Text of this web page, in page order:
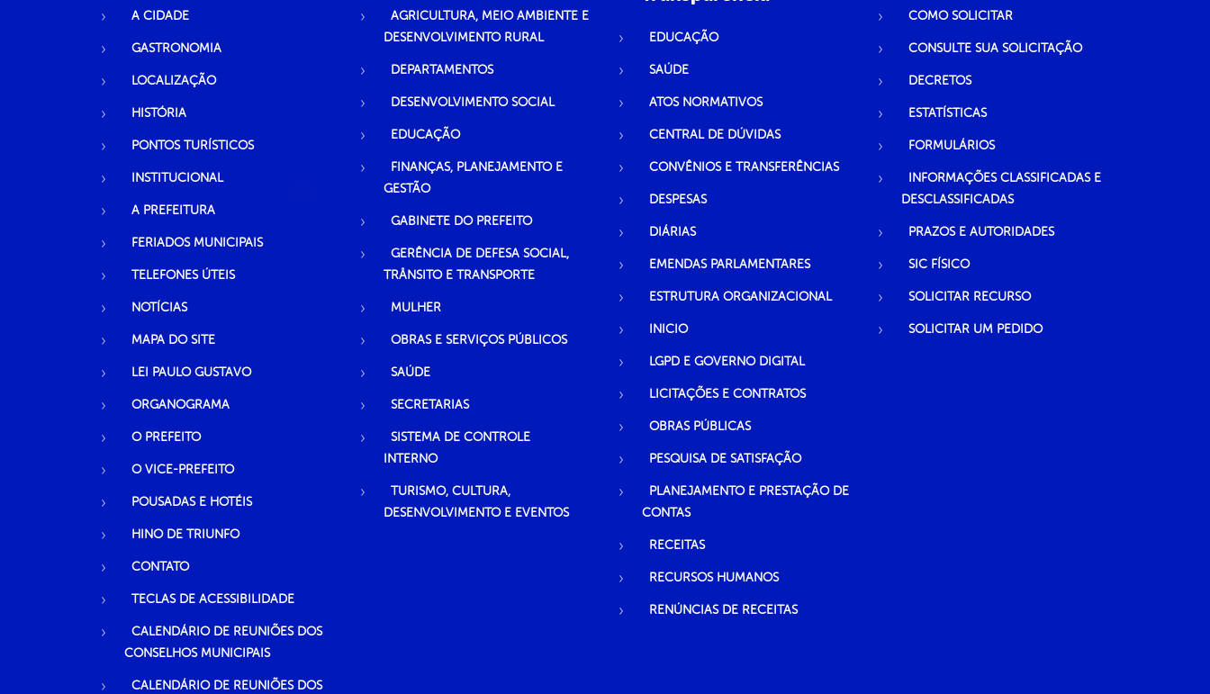
A CIDADE
GASTRONOMIA
LOCALIZAÇÃO
HISTÓRIA
PONTOS TURÍSTICOS
INSTITUCIONAL
A PREFEITURA
FERIADOS MUNICIPAIS
TELEFONES ÚTEIS
NOTÍCIAS
MAPA DO SITE
LEI PAULO GUSTAVO
ORGANOGRAMA
O PREFEITO
O VICE-PREFEITO
POUSADAS E HOTÉIS
HINO DE TRIUNFO
CONTATO
TECLAS DE ACESSIBILIDADE
CALENDÁRIO DE REUNIÕES DOS
CONSELHOS MUNICIPAIS
CALENDÁRIO DE REUNIÕES DOS
AGRICULTURA, MEIO AMBIENTE E
DESENVOLVIMENTO RURAL
DEPARTAMENTOS
DESENVOLVIMENTO SOCIAL
EDUCAÇÃO
FINANÇAS, PLANEJAMENTO E
GESTÃO
GABINETE DO PREFEITO
GERÊNCIA DE DEFESA SOCIAL,
TRÂNSITO E TRANSPORTE
MULHER
OBRAS E SERVIÇOS PÚBLICOS
SAÚDE
SECRETARIAS
SISTEMA DE CONTROLE
INTERNO
TURISMO, CULTURA,
DESENVOLVIMENTO E EVENTOS
EDUCAÇÃO
SAÚDE
ATOS NORMATIVOS
CENTRAL DE DÚVIDAS
CONVÊNIOS E TRANSFERÊNCIAS
DESPESAS
DIÁRIAS
EMENDAS PARLAMENTARES
ESTRUTURA ORGANIZACIONAL
INICIO
LGPD E GOVERNO DIGITAL
LICITAÇÕES E CONTRATOS
OBRAS PÚBLICAS
PESQUISA DE SATISFAÇÃO
PLANEJAMENTO E PRESTAÇÃO DE
CONTAS
RECEITAS
RECURSOS HUMANOS
RENÚNCIAS DE RECEITAS
COMO SOLICITAR
CONSULTE SUA SOLICITAÇÃO
DECRETOS
ESTATÍSTICAS
FORMULÁRIOS
INFORMAÇÕES CLASSIFICADAS E
DESCLASSIFICADAS
PRAZOS E AUTORIDADES
SIC FÍSICO
SOLICITAR RECURSO
SOLICITAR UM PEDIDO